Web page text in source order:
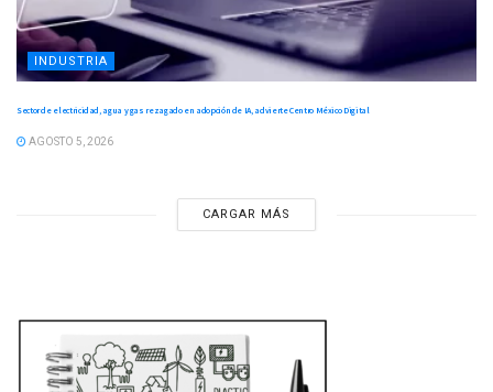
INDUSTRIA
Sector de electricidad, agua y gas rezagado en adopción de IA, advierte Centro México Digital
AGOSTO 5, 2026
CARGAR MÁS